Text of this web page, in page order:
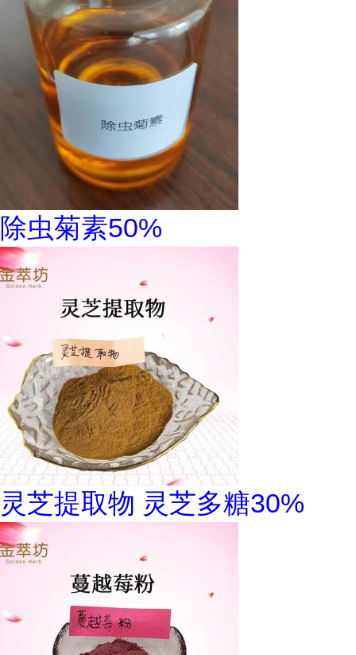
除虫菊素50%
灵芝提取物 灵芝多糖30%